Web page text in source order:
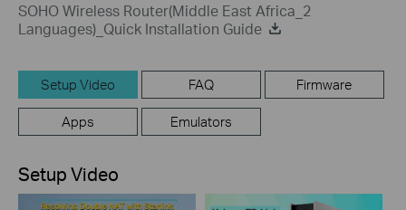
SOHO Wireless Router(Middle East Africa_2
Languages)_Quick Installation Guide
Setup Video FAQ Firmware
Apps Emulators
Setup Video